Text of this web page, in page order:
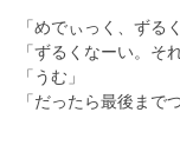
「めでぃっく、ず
「ずるくなーい。
「うむ」
「だったら最後まで